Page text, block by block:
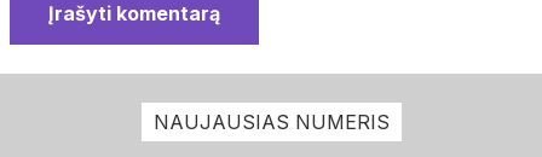
Įrašyti komentarą
NAUJAUSIAS NUMERIS